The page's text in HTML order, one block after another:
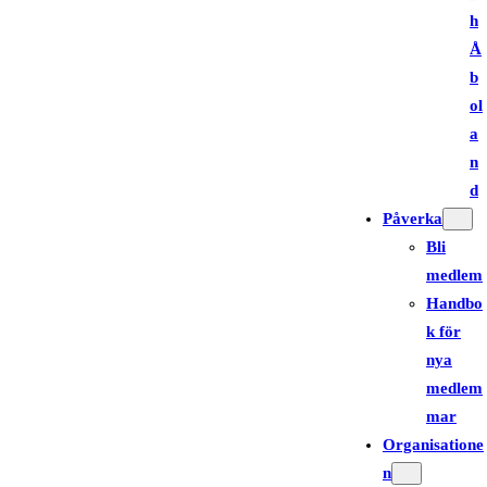
h
Å
b
ol
a
n
d
Påverka
Bli
medlem
Handbo
k för
nya
medlem
mar
Organisatione
n